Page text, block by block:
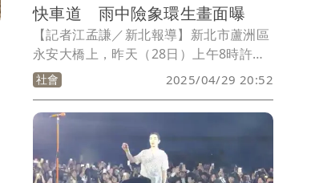
快車道 雨中險象環生畫面曝
【記者江孟謙／新北報導】新北市蘆洲區
永安大橋上，昨天（28日）上午8時許出
現驚人一幕，1名老婦人騎乘機車，逆向
由五股往蘆洲方向行駛，讓許多用路人驚
呼連連，不過轄區警方當天未接獲任何事
故通報，後續將調閱監視器開罰。
社會 2025/04/29 20:52